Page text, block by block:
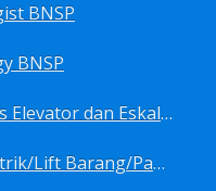
BNSP
BNSP
Sertifikasi Ahli K3 Spesialis Elevator dan Eskalator KEMNAKER
Sertifikasi Alat Angkat Listrik/Lift Barang/Passenger Hoist KEMNAKER